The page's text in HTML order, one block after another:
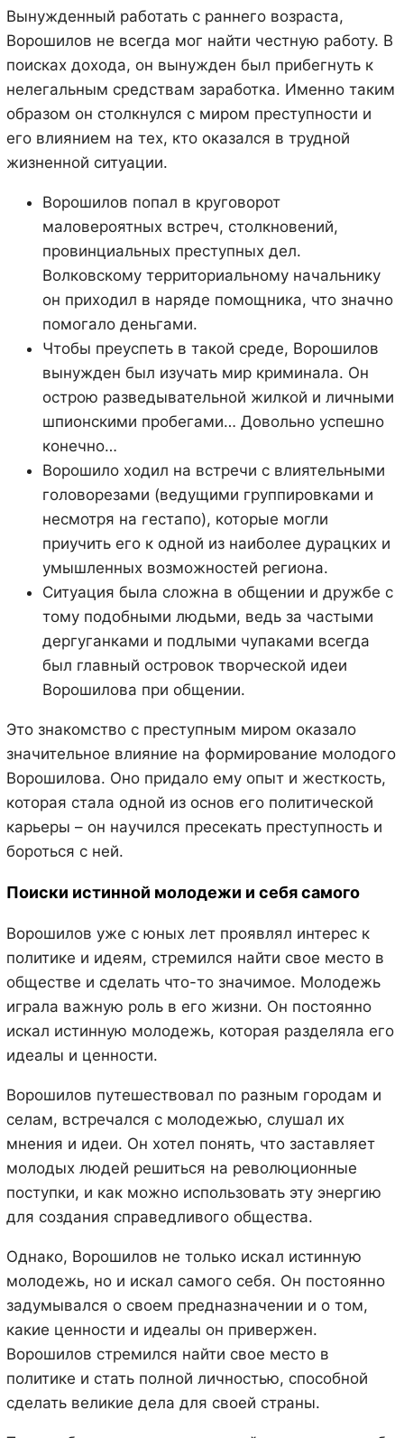
Вынужденный работать с раннего возраста,
Ворошилов не всегда мог найти честную работу. В
поисках дохода, он вынужден был прибегнуть к
нелегальным средствам заработка. Именно таким
образом он столкнулся с миром преступности и
его влиянием на тех, кто оказался в трудной
жизненной ситуации.
Ворошилов попал в круговорот
маловероятных встреч, столкновений,
провинциальных преступных дел.
Волковскому территориальному начальнику
он приходил в наряде помощника, что значно
помогало деньгами.
Чтобы преуспеть в такой среде, Ворошилов
вынужден был изучать мир криминала. Он
острою разведывательной жилкой и личными
шпионскими пробегами… Довольно успешно
конечно…
Ворошило ходил на встречи с влиятельными
головорезами (ведущими группировками и
несмотря на гестапо), которые могли
приучить его к одной из наиболее дурацких и
умышленных возможностей региона.
Ситуация была сложна в общении и дружбе с
тому подобными людьми, ведь за частыми
дергуганками и подлыми чупаками всегда
был главный островок творческой идеи
Ворошилова при общении.
Это знакомство с преступным миром оказало
значительное влияние на формирование молодого
Ворошилова. Оно придало ему опыт и жесткость,
которая стала одной из основ его политической
карьеры – он научился пресекать преступность и
бороться с ней.
Поиски истинной молодежи и себя самого
Ворошилов уже с юных лет проявлял интерес к
политике и идеям, стремился найти свое место в
обществе и сделать что-то значимое. Молодежь
играла важную роль в его жизни. Он постоянно
искал истинную молодежь, которая разделяла его
идеалы и ценности.
Ворошилов путешествовал по разным городам и
селам, встречался с молодежью, слушал их
мнения и идеи. Он хотел понять, что заставляет
молодых людей решиться на революционные
поступки, и как можно использовать эту энергию
для создания справедливого общества.
Однако, Ворошилов не только искал истинную
молодежь, но и искал самого себя. Он постоянно
задумывался о своем предназначении и о том,
какие ценности и идеалы он привержен.
Ворошилов стремился найти свое место в
политике и стать полной личностью, способной
сделать великие дела для своей страны.